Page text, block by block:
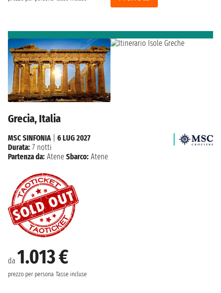
Grecia, Italia
da 1.013 €
prezzo per persona Tasse incluse
MSC SINFONIA| 6 LUG 2027
Durata: 7 notti
Partenza da: Atene Sbarco: Atene